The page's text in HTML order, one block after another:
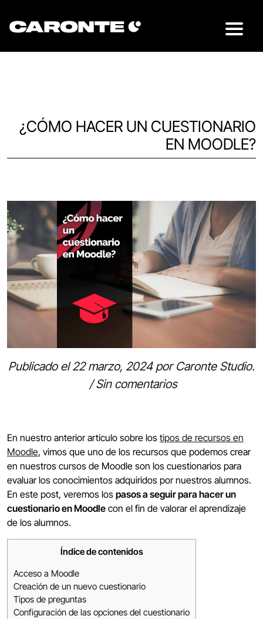
¿CÓMO HACER UN CUESTIONARIO
EN MOODLE?
Publicado el22 marzo, 2024porCaronte Studio.
/Sin comentarios
En nuestro anterior artículo sobre los tipos de recursos en
Moodle, vimos que uno de los recursos que podemos crear
en nuestros cursos de Moodle son los cuestionarios para
evaluar los conocimientos adquiridos por nuestros alumnos.
En este post, veremos los pasos a seguir para hacer un
cuestionario en Moodle con el fin de valorar el aprendizaje
de los alumnos.
Índice de contenidos
Acceso a Moodle
Creación de un nuevo cuestionario
Tipos de preguntas
Configuración de las opciones del cuestionario